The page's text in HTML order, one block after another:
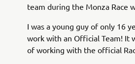
team during the Monza Race
I was a young guy of only 16
work with an Official Team! It
of working with the official